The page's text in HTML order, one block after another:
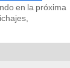
en la próxima